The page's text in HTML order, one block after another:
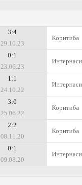
3:4
29.10.23
Коритиба
0:1
23.06.23
1:1
24.10.22
3:0
25.06.22
Коритиба
2:2
08.11.20
Коритиба
0:1
09.08.20